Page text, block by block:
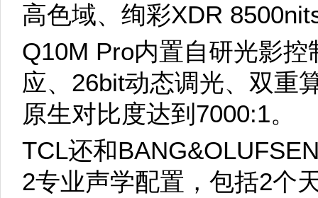
高色域、绚彩XDR
Q10M Pro内置自研光影
应、26bit动态调光、双重
原生对比度达到7000:1。
TCL还和
2专业声学配置，包括2个